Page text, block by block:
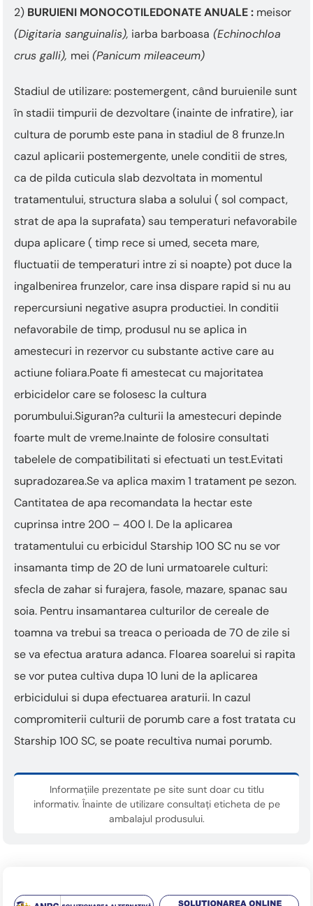
2) BURUIENI MONOCOTILEDONATE ANUALE : meisor
(Digitaria sanguinalis), iarba barboasa (Echinochloa
crus galli), mei (Panicum mileaceum)
Stadiul de utilizare: postemergent, când buruienile sunt
în stadii timpurii de dezvoltare (inainte de infratire), iar
cultura de porumb este pana in stadiul de 8 frunze.In
cazul aplicarii postemergente, unele conditii de stres,
ca de pilda cuticula slab dezvoltata in momentul
tratamentului, structura slaba a solului ( sol compact,
strat de apa la suprafata) sau temperaturi nefavorabile
dupa aplicare ( timp rece si umed, seceta mare,
fluctuatii de temperaturi intre zi si noapte) pot duce la
ingalbenirea frunzelor, care insa dispare rapid si nu au
repercursiuni negative asupra productiei. In conditii
nefavorabile de timp, produsul nu se aplica in
amestecuri in rezervor cu substante active care au
actiune foliara.Poate fi amestecat cu majoritatea
erbicidelor care se folosesc la cultura
porumbului.Siguran?a culturii la amestecuri depinde
foarte mult de vreme.Inainte de folosire consultati
tabelele de compatibilitati si efectuati un test.Evitati
supradozarea.Se va aplica maxim 1 tratament pe sezon.
Cantitatea de apa recomandata la hectar este
cuprinsa intre 200 – 400 l. De la aplicarea
tratamentului cu erbicidul Starship 100 SC nu se vor
insamanta timp de 20 de luni urmatoarele culturi:
sfecla de zahar si furajera, fasole, mazare, spanac sau
soia. Pentru insamantarea culturilor de cereale de
toamna va trebui sa treaca o perioada de 70 de zile si
se va efectua aratura adanca. Floarea soarelui si rapita
se vor putea cultiva dupa 10 luni de la aplicarea
erbicidului si dupa efectuarea araturii. In cazul
compromiterii culturii de porumb care a fost tratata cu
Starship 100 SC, se poate recultiva numai porumb.
Informațiile prezentate pe site sunt doar cu titlu
informativ. Înainte de utilizare consultați eticheta de pe
ambalajul produsului.